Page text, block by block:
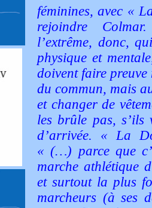
féminines, avec «
rejoindre
l’extrême, donc,
physique et
doivent faire preuve
du commun, mais
et changer de
les brûle pas,
d’arrivée. « La
« (…) parce que
marche athlétique
et surtout la plus
marcheurs (à ses